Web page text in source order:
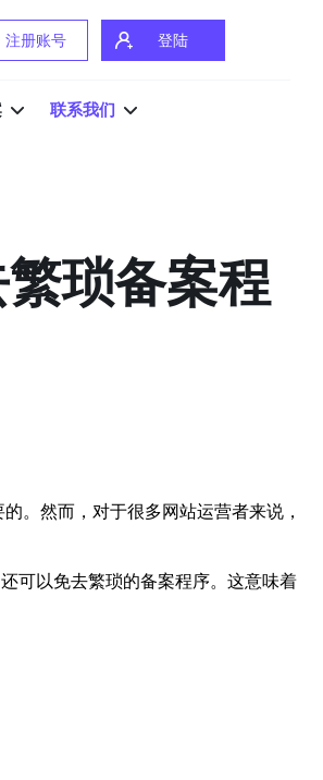
注册账号 登陆
联系我们
琐备案程
。然而，对于很多网站运营者来说，
可以免去繁琐的备案程序。这意味着